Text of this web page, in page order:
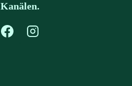
Kanälen.